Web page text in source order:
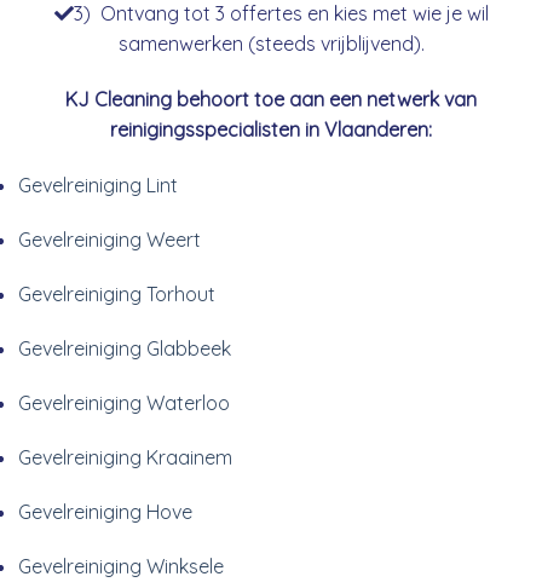
3) Ontvang tot 3 offertes en kies met wie je wil
samenwerken (steeds vrijblijvend).
KJ Cleaning behoort toe aan een netwerk van
reinigingsspecialisten in Vlaanderen:
Gevelreiniging Lint
Gevelreiniging Weert
Gevelreiniging Torhout
Gevelreiniging Glabbeek
Gevelreiniging Waterloo
Gevelreiniging Kraainem
Gevelreiniging Hove
Gevelreiniging Winksele